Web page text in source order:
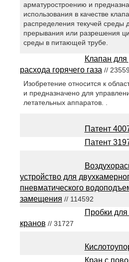
арматуростроению и
использования в качестве
распределения текучей среды
прерывания или разрешения
среды в питающей трубе.
Клапан для
расхода горячего газа//
Изобретение относится к
и предназначено для
летательных аппаратов. .
Патент
Патент
устройство для
пневматического
замещения // 114592
Пробки
кранов // 31727